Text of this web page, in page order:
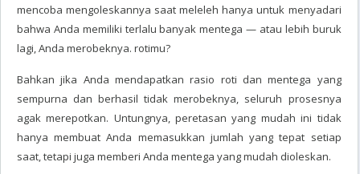
mencoba mengoleskannya saat meleleh hanya untuk menyadari
bahwa Anda memiliki terlalu banyak mentega — atau lebih buruk
lagi, Anda merobeknya. rotimu?
Bahkan jika Anda mendapatkan rasio roti dan mentega yang
sempurna dan berhasil tidak merobeknya, seluruh prosesnya
agak merepotkan. Untungnya, peretasan yang mudah ini tidak
hanya membuat Anda memasukkan jumlah yang tepat setiap
saat, tetapi juga memberi Anda mentega yang mudah dioleskan.